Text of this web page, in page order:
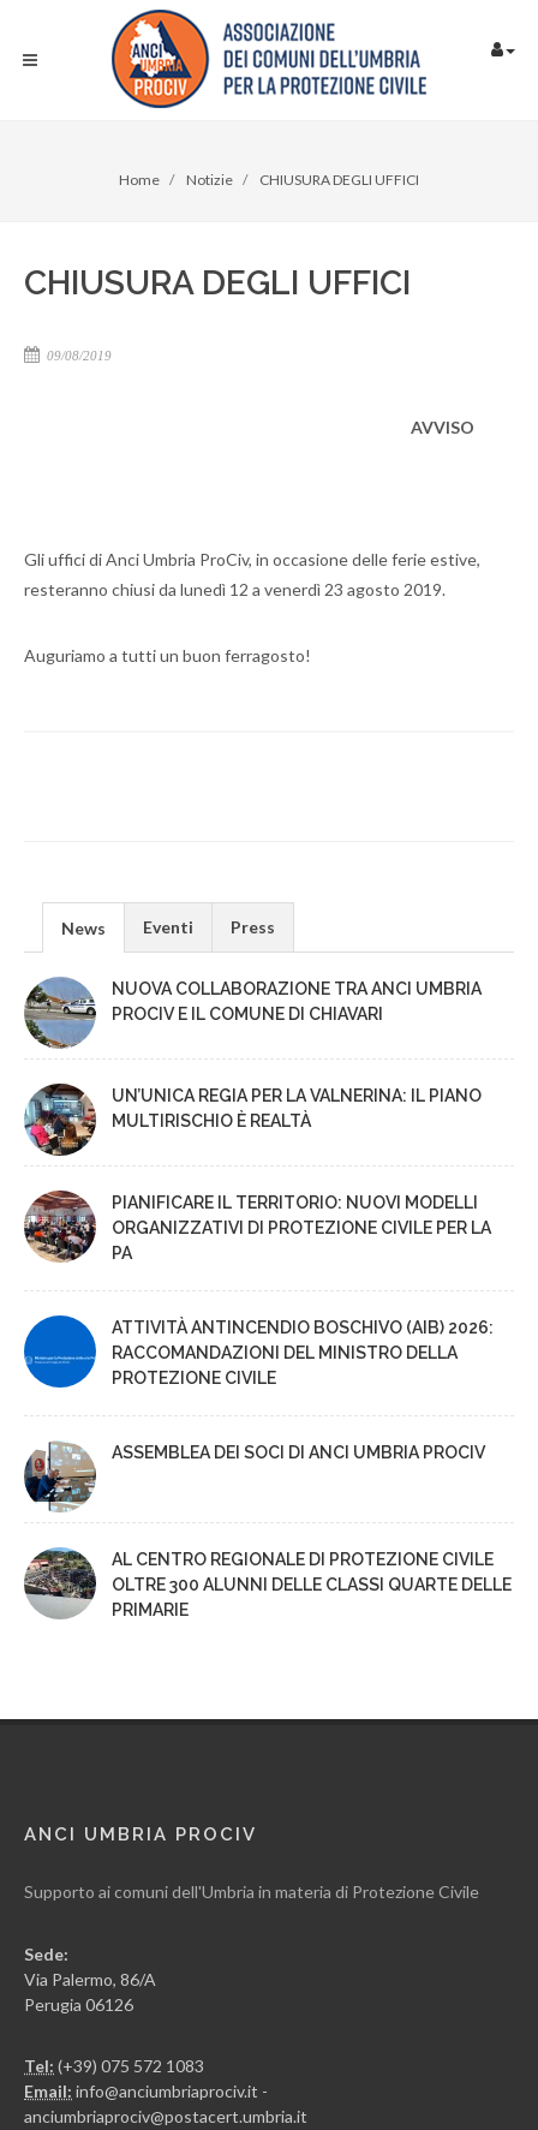
Home Notizie CHIUSURA DEGLI UFFICI
CHIUSURA DEGLI UFFICI
09/08/2019
AVVISO
Gli uffici di Anci Umbria ProCiv, in occasione delle ferie estive,
resteranno chiusi da lunedì 12 a venerdì 23 agosto 2019.
Auguriamo a tutti un buon ferragosto!
News Eventi Press
NUOVA COLLABORAZIONE TRA ANCI UMBRIA
PROCIV E IL COMUNE DI CHIAVARI
UN’UNICA REGIA PER LA VALNERINA: IL PIANO
MULTIRISCHIO È REALTÀ
PIANIFICARE IL TERRITORIO: NUOVI MODELLI
ORGANIZZATIVI DI PROTEZIONE CIVILE PER LA
PA
ATTIVITÀ ANTINCENDIO BOSCHIVO (AIB) 2026:
RACCOMANDAZIONI DEL MINISTRO DELLA
PROTEZIONE CIVILE
ASSEMBLEA DEI SOCI DI ANCI UMBRIA PROCIV
AL CENTRO REGIONALE DI PROTEZIONE CIVILE
OLTRE 300 ALUNNI DELLE CLASSI QUARTE DELLE
PRIMARIE
ANCI UMBRIA PROCIV
Supporto ai comuni dell'Umbria in materia di Protezione Civile
Sede:
Via Palermo, 86/A
Perugia 06126
Tel: (+39) 075 572 1083
Email: info@anciumbriaprociv.it -
anciumbriaprociv@postacert.umbria.it